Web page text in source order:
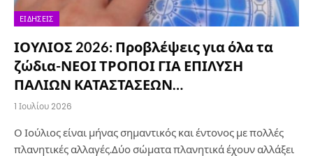
ΕΙΔΉΣΕΙΣ
ΙΟΥΛΙΟΣ 2026: Προβλέψεις για όλα τα
ζώδια-ΝΕΟΙ ΤΡΟΠΟΙ ΓΙΑ ΕΠΙΛΥΣΗ
ΠΑΛΙΩΝ ΚΑΤΑΣΤΑΣΕΩΝ…
1 Ιουλίου 2026
Ο Ιούλιος είναι μήνας σημαντικός και έντονος με πολλές
πλανητικές αλλαγές.Δύο σώματα πλανητικά έχουν αλλάξει